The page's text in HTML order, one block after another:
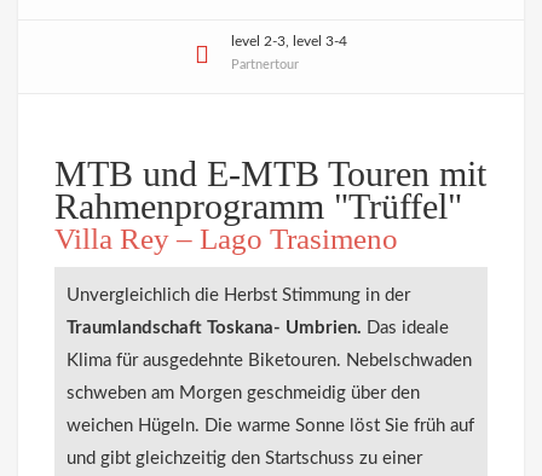
level 2-3, level 3-4
Partnertour
MTB und E-MTB Touren mit
Rahmenprogramm "Trüffel"
Villa Rey – Lago Trasimeno
Unvergleichlich die Herbst Stimmung in der
Traumlandschaft Toskana- Umbrien. Das ideale
Klima für ausgedehnte Biketouren. Nebelschwaden
schweben am Morgen geschmeidig über den
weichen Hügeln. Die warme Sonne löst Sie früh auf
und gibt gleichzeitig den Startschuss zu einer